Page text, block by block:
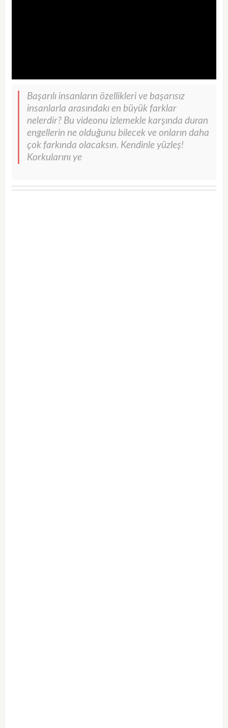
Başarılı insanların özellikleri ve başarısız
insanlarla arasındakı en büyük farklar
nelerdir? Bu videonu izlemekle karşında duran
engellerin ne olduğunu bilecek ve onların daha
çok farkında olacaksın. Kendinle yüzleş!
Korkularını ye